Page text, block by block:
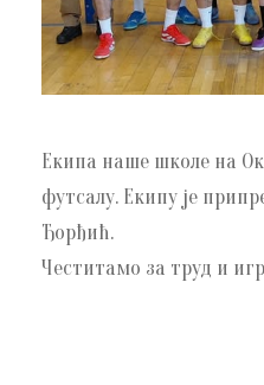
Екипа наше школе на
футсалу. Екипу је
Ђорђић.
Честитамо за труд и